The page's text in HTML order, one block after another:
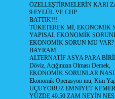
ÖZELLEŞTİRMELERİN KARI
9 EYLÜL VE CHP
BATTIK!!!
TÜKETEREK Mİ, EKONOMİK
YAPISAL EKONOMİK
EKONOMİK SORUN MU VAR?
BAYRAM
ALTERNATİF ASYA PARA
Döviz, Açığınızın Olması Demek,
EKONOMİK SORUNLAR
Ekonomik Operasyon mu, Kim
UÇUYORUZ EMNİYET
YÜZDE 49.50 ZAM NEYİN